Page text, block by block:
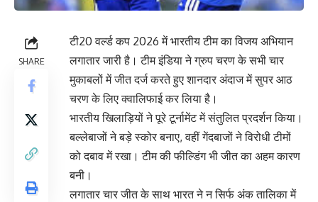
SHARE
टी20 वर्ल्ड कप 2026 में भारतीय टीम का विजय अभियान
लगातार जारी है। टीम इंडिया ने ग्रुप चरण के सभी चार
मुकाबलों में जीत दर्ज करते हुए शानदार अंदाज में सुपर आठ
चरण के लिए क्वालिफाई कर लिया है।
भारतीय खिलाड़ियों ने पूरे टूर्नामेंट में संतुलित प्रदर्शन किया।
बल्लेबाजों ने बड़े स्कोर बनाए, वहीं गेंदबाजों ने विरोधी टीमों
को दबाव में रखा। टीम की फील्डिंग भी जीत का अहम कारण
बनी।
लगातार चार जीत के साथ भारत ने न सिर्फ अंक तालिका में